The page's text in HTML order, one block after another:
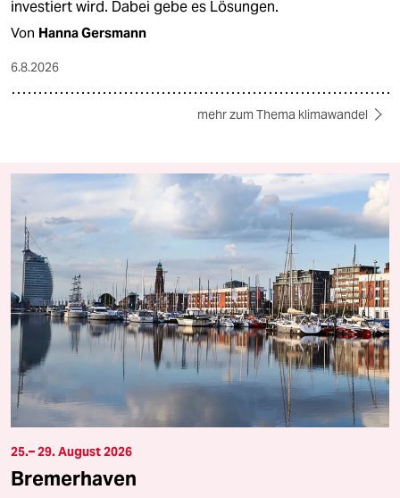
investiert wird. Dabei gebe es Lösungen.
Von Hanna Gersmann
6.8.2026
mehr zum Thema klimawandel
25.– 29. August 2026
Bremerhaven